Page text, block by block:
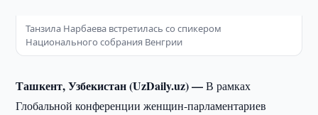
Танзила Нарбаева встретилась со спикером
Национального собрания Венгрии
Ташкент, Узбекистан (UzDaily.uz) —В рамках
Глобальной конференции женщин-парламентариев